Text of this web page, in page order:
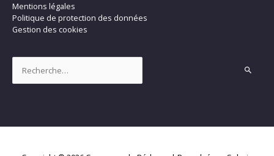
Mentions légales
Politique de protection des données
Gestion des cookies